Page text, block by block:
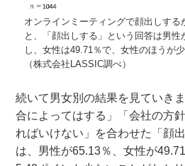
オンラインミーティングで顔出しする
と、「顔出しする」という回答は男性
し、女性は49.71％で、女性のほうが
（株式会社LASSIC調べ）
続いて男女別の結果を見ていき
合によってはする」「会社の方
ればいけない」を合わせた「顔
は、男性が65.13％、女性が